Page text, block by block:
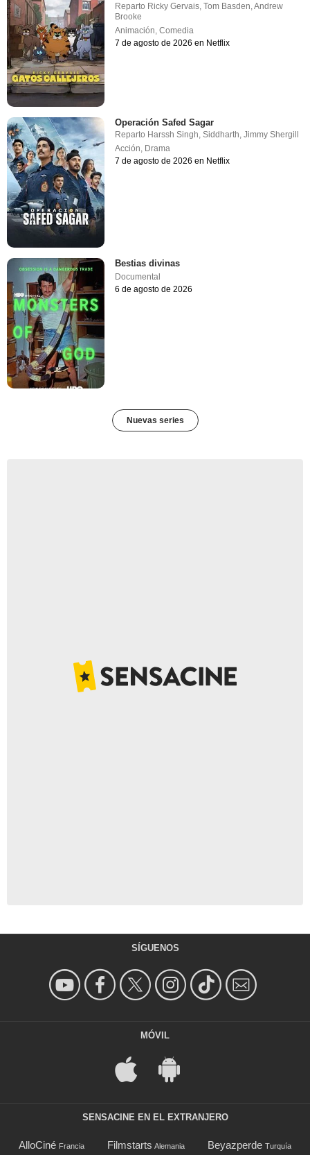
Reparto Ricky Gervais ,Tom Basden ,Andrew
Brooke
Animación ,Comedia
7 de agosto de 2026 en Netflix
Operación Safed Sagar
Reparto Harssh Singh,Siddharth,Jimmy Shergill
Acción, Drama
7 de agosto de 2026 en Netflix
Bestias divinas
Documental
6 de agosto de 2026
Nuevas series
SÍGUENOS
MÓVIL
SENSACINE EN EL EXTRANJERO
AlloCiné Francia Filmstarts Alemania Beyazperde Turquía